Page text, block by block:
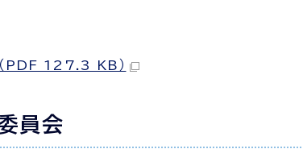
PDF 127.3 KB）
員会